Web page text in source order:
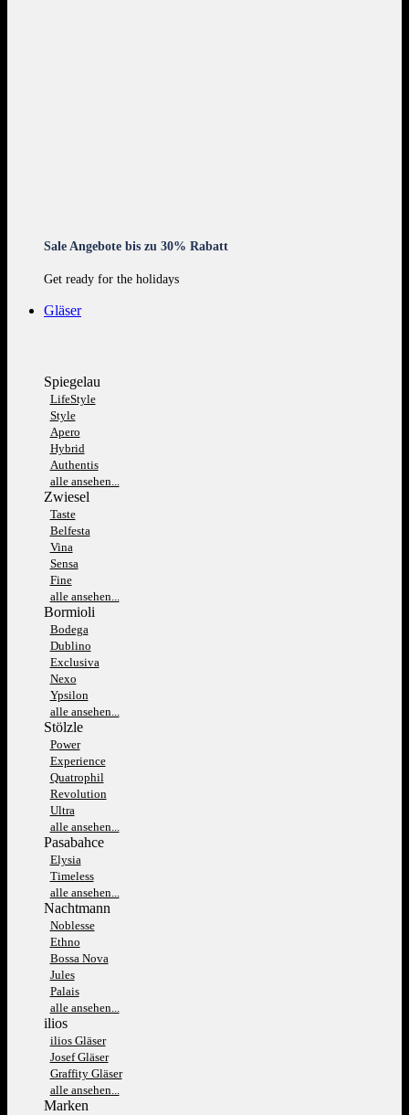
Sale Angebote bis zu 30% Rabatt
Get ready for the holidays
Gläser
Spiegelau
LifeStyle
Style
Apero
Hybrid
Authentis
alle ansehen...
Zwiesel
Taste
Belfesta
Vina
Sensa
Fine
alle ansehen...
Bormioli
Bodega
Dublino
Exclusiva
Nexo
Ypsilon
alle ansehen...
Stölzle
Power
Experience
Quatrophil
Revolution
Ultra
alle ansehen...
Pasabahce
Elysia
Timeless
alle ansehen...
Nachtmann
Noblesse
Ethno
Bossa Nova
Jules
Palais
alle ansehen...
ilios
ilios Gläser
Josef Gläser
Graffity Gläser
alle ansehen...
Marken